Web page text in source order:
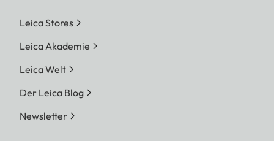
Leica Stores
Leica Akademie
Leica Welt
Der Leica Blog
Newsletter